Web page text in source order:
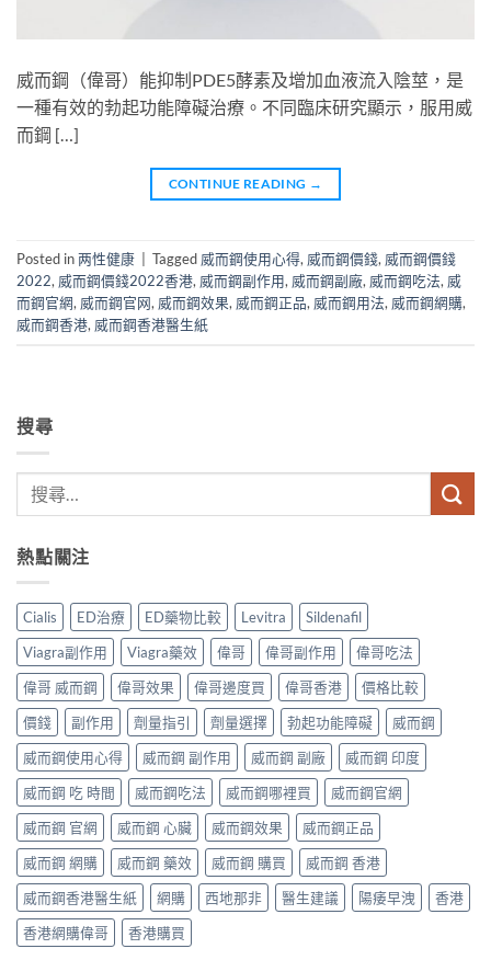
威而鋼（偉哥）能抑制PDE5酵素及增加血液流入陰莖，是
一種有效的勃起功能障礙治療。不同臨床研究顯示，服用威
而鋼 […]
CONTINUE READING →
Posted in两性健康 Tagged 威而鋼使用心得, 威而鋼價錢, 威而鋼價錢
2022, 威而鋼價錢2022香港, 威而鋼副作用, 威而鋼副廠, 威而鋼吃法, 威
而鋼官網, 威而鋼官网, 威而鋼效果, 威而鋼正品, 威而鋼用法, 威而鋼網購,
威而鋼香港, 威而鋼香港醫生紙
搜尋
熱點關注
Cialis ED治療 ED藥物比較 Levitra
Sildenafil
Viagra副作用
Viagra藥效 偉哥 偉哥副作用
偉哥吃法
偉哥 威而鋼
偉哥效果 偉哥邊度買 偉哥香港
價格比較
價錢
副作用 劑量指引 劑量選擇 勃起功能障礙
威而鋼
威而鋼使用心得
威而鋼 副作用 威而鋼 副廠
威而鋼 印度
威而鋼 吃 時間
威而鋼吃法 威而鋼哪裡買
威而鋼官網
威而鋼 官網
威而鋼 心臟 威而鋼效果
威而鋼正品
威而鋼 網購
威而鋼 藥效 威而鋼 購買
威而鋼 香港
威而鋼香港醫生紙
網購 西地那非 醫生建議 陽痿早洩
香港
香港網購偉哥
香港購買